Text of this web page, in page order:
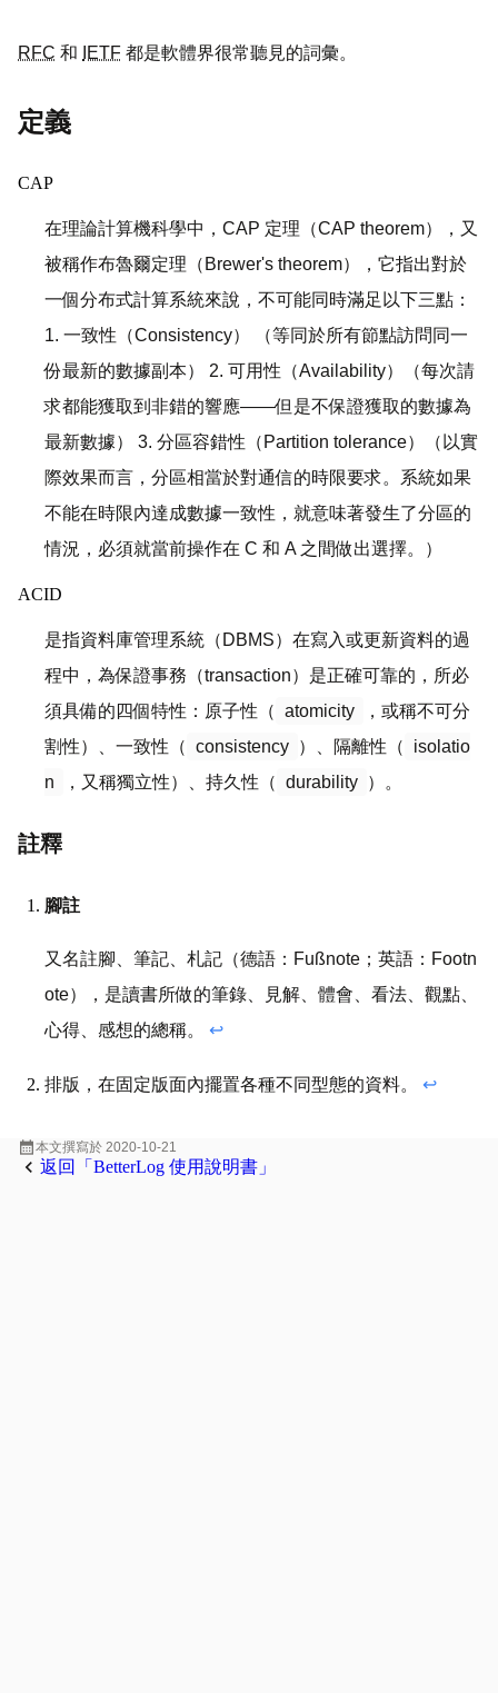
RFC 和 IETF 都是軟體界很常聽見的詞彙。
定義
CAP
在理論計算機科學中，CAP 定理（CAP theorem），又
被稱作布魯爾定理（Brewer's theorem），它指出對於
一個分布式計算系統來說，不可能同時滿足以下三點：
1. 一致性（Consistency） （等同於所有節點訪問同一
份最新的數據副本） 2. 可用性（Availability）（每次請
求都能獲取到非錯的響應——但是不保證獲取的數據為
最新數據） 3. 分區容錯性（Partition tolerance）（以實
際效果而言，分區相當於對通信的時限要求。系統如果
不能在時限內達成數據一致性，就意味著發生了分區的
情況，必須就當前操作在 C 和 A 之間做出選擇。）
ACID
是指資料庫管理系統（DBMS）在寫入或更新資料的過
程中，為保證事務（transaction）是正確可靠的，所必
須具備的四個特性：原子性（ atomicity
，或稱不可分
割性）、一致性（ consistency ）、隔離性（
isolatio
n
，又稱獨立性）、持久性（ durability ）。
註釋
腳註
又名註腳、筆記、札記（德語：Fußnote；英語：Footn
ote），是讀書所做的筆錄、見解、體會、看法、觀點、
心得、感想的總稱。 ↩
排版，在固定版面內擺置各種不同型態的資料。 ↩
calendar_month本文撰寫於 2020-10-21
keyboard_arrow_left 返回「BetterLog 使用說明書」